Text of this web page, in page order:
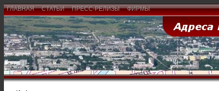
ГЛАВНАЯ СТАТЬИ ПРЕСС-РЕЛИЗЫ ФИРМЫ